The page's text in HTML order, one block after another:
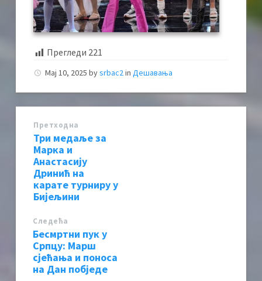
Прегледи 221
Мај 10, 2025 bysrbac2 in Дешавања
Претходна
Три медаље за
Марка и
Анастасију
Дринић на
карате турниру у
Бијељини
Следећa
Бесмртни пук у
Српцу: Марш
сјећања и поноса
на Дан побједе